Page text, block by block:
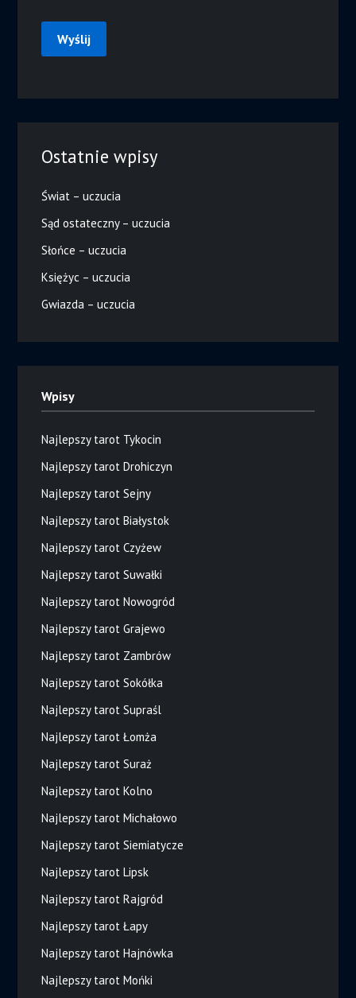
Ostatnie wpisy
Świat – uczucia
Sąd ostateczny – uczucia
Słońce – uczucia
Księżyc – uczucia
Gwiazda – uczucia
Wpisy
Najlepszy tarot Tykocin
Najlepszy tarot Drohiczyn
Najlepszy tarot Sejny
Najlepszy tarot Białystok
Najlepszy tarot Czyżew
Najlepszy tarot Suwałki
Najlepszy tarot Nowogród
Najlepszy tarot Grajewo
Najlepszy tarot Zambrów
Najlepszy tarot Sokółka
Najlepszy tarot Supraśl
Najlepszy tarot Łomża
Najlepszy tarot Suraż
Najlepszy tarot Kolno
Najlepszy tarot Michałowo
Najlepszy tarot Siemiatycze
Najlepszy tarot Lipsk
Najlepszy tarot Rajgród
Najlepszy tarot Łapy
Najlepszy tarot Hajnówka
Najlepszy tarot Mońki